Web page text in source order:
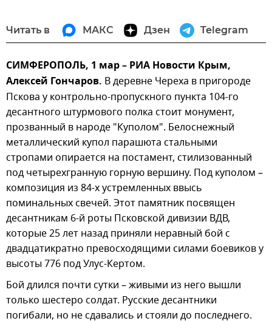
Читать в МАКС Дзен Telegram
СИМФЕРОПОЛЬ, 1 мар – РИА Новости Крым,
Алексей Гончаров. В деревне Череха в пригороде
Пскова у контрольно-пропускного пункта 104-го
десантного штурмового полка стоит монумент,
прозванный в народе "Куполом". Белоснежный
металлический купол парашюта стальными
стропами опирается на постамент, стилизованный
под четырехгранную горную вершину. Под куполом –
композиция из 84-х устремленных ввысь
поминальных свечей. Этот памятник посвящен
десантникам 6-й роты Псковской дивизии ВДВ,
которые 25 лет назад приняли неравный бой с
двадцатикратно превосходящими силами боевиков у
высоты 776 под Улус-Кертом.
Бой длился почти сутки – живыми из него вышли
только шестеро солдат. Русские десантники
погибали, но не сдавались и стояли до последнего.